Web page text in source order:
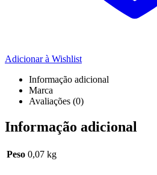
Adicionar à Wishlist
Informação adicional
Marca
Avaliações (0)
Informação adicional
Peso 0,07 kg